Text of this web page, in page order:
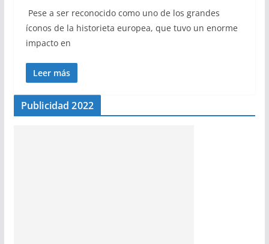
Pese a ser reconocido como uno de los grandes
íconos de la historieta europea, que tuvo un enorme
impacto en
Leer más
Publicidad 2022